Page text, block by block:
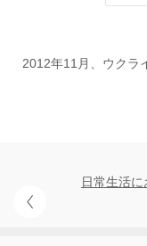
2012年11月、ウクラ
日常生活